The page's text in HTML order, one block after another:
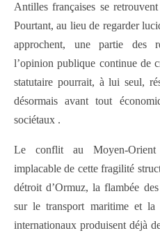
Antilles françaises se
Pourtant, au lieu de regarder
approchent, une partie des
l’opinion publique continue de
statutaire pourrait, à lui seul,
désormais avant tout
sociétaux .
Le conflit au Moyen-
implacable de cette fragilité
détroit d’Ormuz, la flambée
sur le transport maritime et la
internationaux produisent déjà